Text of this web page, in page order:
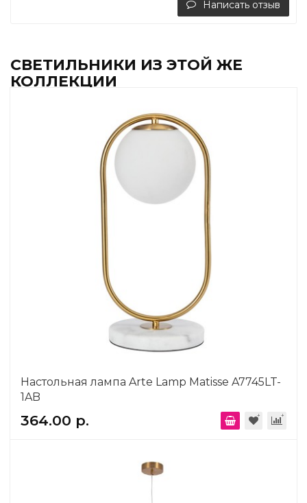
Написать отзыв
СВЕТИЛЬНИКИ ИЗ ЭТОЙ ЖЕ
КОЛЛЕКЦИИ
Настольная лампа Arte Lamp Matisse A7745LT-
1AB
364.00 р.